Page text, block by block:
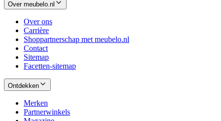
Over meubelo.nl
Over ons
Carrière
Shoppartnerschap met meubelo.nl
Contact
Sitemap
Facetten-sitemap
Ontdekken
Merken
Partnerwinkels